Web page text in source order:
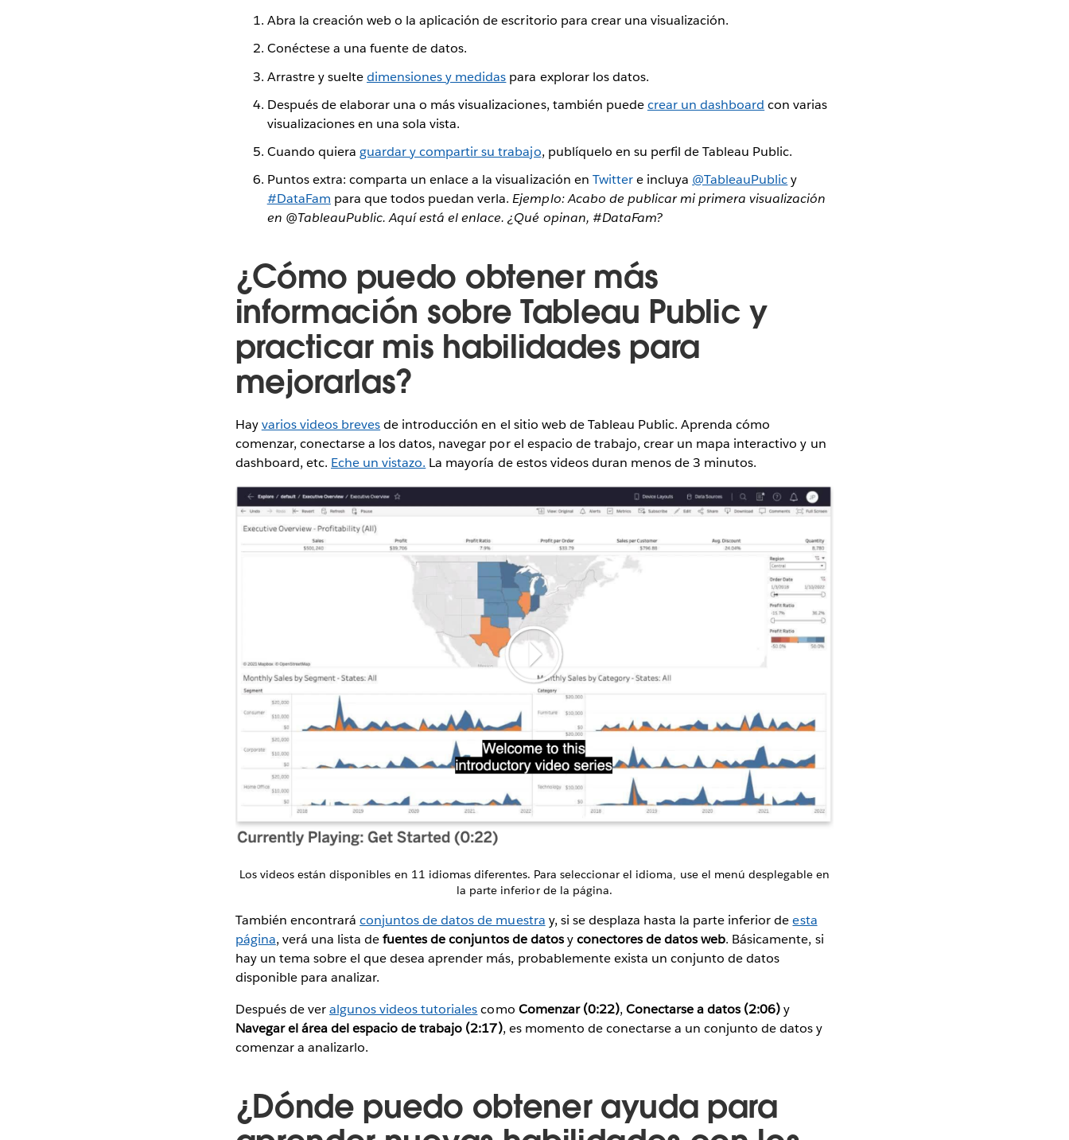
Abra la creación web o la aplicación de escritorio para crear una visualización.
Conéctese a una fuente de datos.
Arrastre y sueltedimensiones y medidas para explorar los datos.
Después de elaborar una o más visualizaciones, también puedecrear un dashboard con varias
visualizaciones en una sola vista.
Cuando quiera guardar y compartir su trabajo, publíquelo en su perfil de Tableau Public.
Puntos extra: comparta un enlace a la visualización en Twittere incluya @TableauPublicy
#DataFam para que todos puedan verla.Ejemplo: Acabo de publicar mi primera visualización
en @TableauPublic. Aquí está el enlace. ¿Qué opinan, #DataFam?
¿Cómo puedo obtener más
información sobre Tableau Public y
practicar mis habilidades para
mejorarlas?
Hayvarios videos brevesde introducción en el sitio web de Tableau Public. Aprenda cómo
comenzar, conectarse a los datos, navegar por el espacio de trabajo, crear un mapa interactivo y un
dashboard, etc. Eche un vistazo. La mayoría de estos videos duran menos de 3 minutos.
Los videos están disponibles en 11 idiomas diferentes. Para seleccionar el idioma, use el menú desplegable en
la parte inferior de la página.
También encontraráconjuntos de datos de muestra y, si se desplaza hasta la parte inferior deesta
página, verá una lista defuentes de conjuntos de datosyconectores de datos web. Básicamente, si
hay un tema sobre el que desea aprender más, probablemente exista un conjunto de datos
disponible para analizar.
Después de veralgunos videos tutorialescomo Comenzar (0:22), Conectarse a datos (2:06)y
Navegar el área del espacio de trabajo (2:17), es momento de conectarse a un conjunto de datos y
comenzar a analizarlo.
¿Dónde puedo obtener ayuda para